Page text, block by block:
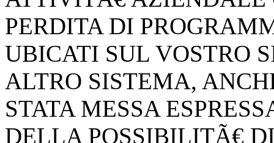
PERDITA DI
UBICATI SUL VOSTRO
ALTRO SISTEMA,
STATA MESSA
DELLA POSSIBILITÃ€